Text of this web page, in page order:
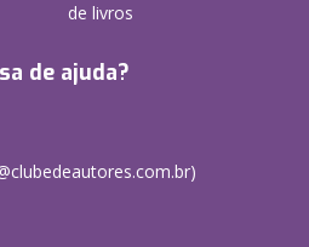
de livros
de ajuda?